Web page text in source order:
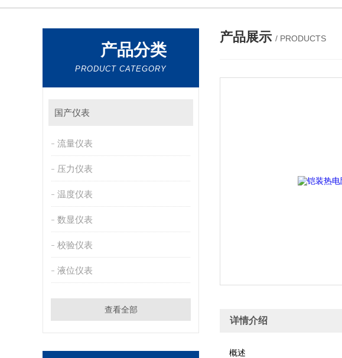
产品分类
PRODUCT CATEGORY
国产仪表
流量仪表
压力仪表
温度仪表
数显仪表
校验仪表
液位仪表
查看全部
产品展示 / PRODUCTS
详情介绍
概述